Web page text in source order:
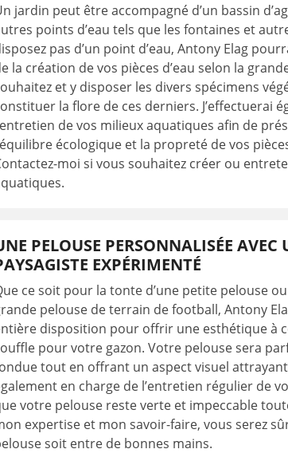
jardin peut être accompagné d’un bassin
points d’eau tels que les fontaines et
pas d’un point d’eau, Antony Elag
la création de vos pièces d’eau selon la
et y disposer les divers spécimens
la flore de ces derniers. J’effectuerai
de vos milieux aquatiques afin de
écologique et la propreté de vos
moi si vous souhaitez créer ou
PELOUSE PERSONNALISÉE AVEC
EXPÉRIMENTÉ
ce soit pour la tonte d’une petite pelouse
pelouse de terrain de football, Antony
disposition pour offrir une esthétique à
pour votre gazon. Votre pelouse sera
tout en offrant un aspect visuel
en charge de l’entretien régulier de
votre pelouse reste verte et impeccable
expertise et mon savoir-faire, vous serez
soit entre de bonnes mains.